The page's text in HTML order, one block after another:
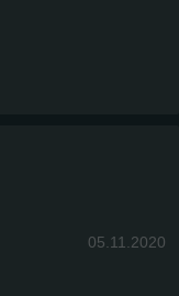
05.11.2020